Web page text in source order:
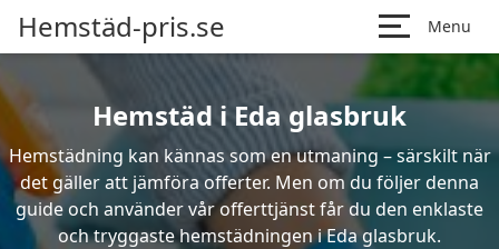
Hemstäd-pris.se Menu
Hemstäd i Eda glasbruk
Hemstädning kan kännas som en utmaning – särskilt när
det gäller att jämföra offerter. Men om du följer denna
guide och använder vår offerttjänst får du den enklaste
och tryggaste hemstädningen i Eda glasbruk.